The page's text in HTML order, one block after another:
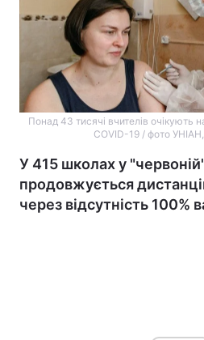
Понад 43 тисячі вчителів очікують
COVID-19 / фото
У 415 школах у
продовжується
через відсутність 100%